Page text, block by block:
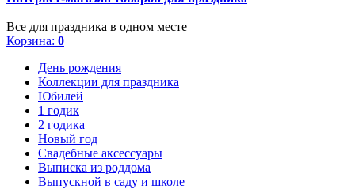
Все для праздника в одном месте
Корзина: 0
День рождения
Коллекции для праздника
Юбилей
1 годик
2 годика
Новый год
Свадебные аксессуары
Выписка из роддома
Выпускной в саду и школе